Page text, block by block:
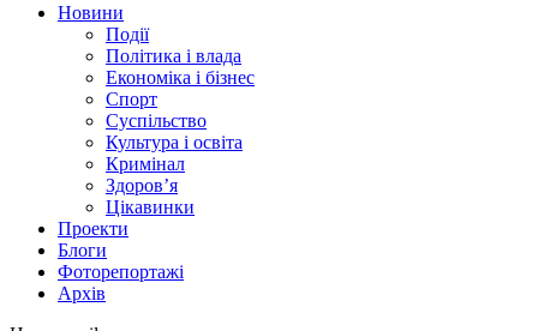
Новини
Події
Політика і влада
Економіка і бізнес
Спорт
Суспільство
Культура і освіта
Кримінал
Здоров’я
Цікавинки
Проекти
Блоги
Фоторепортажі
Архів